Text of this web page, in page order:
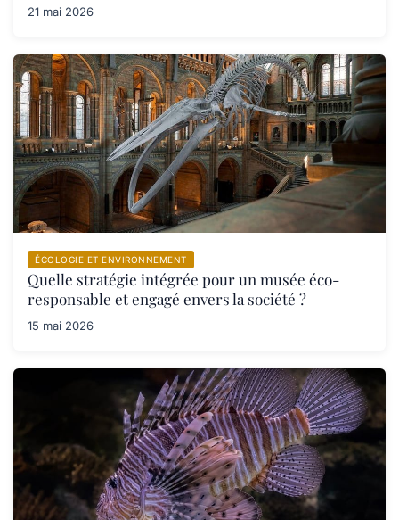
21 mai 2026
ÉCOLOGIE ET ENVIRONNEMENT
Quelle stratégie intégrée pour un musée éco-
responsable et engagé envers la société ?
15 mai 2026